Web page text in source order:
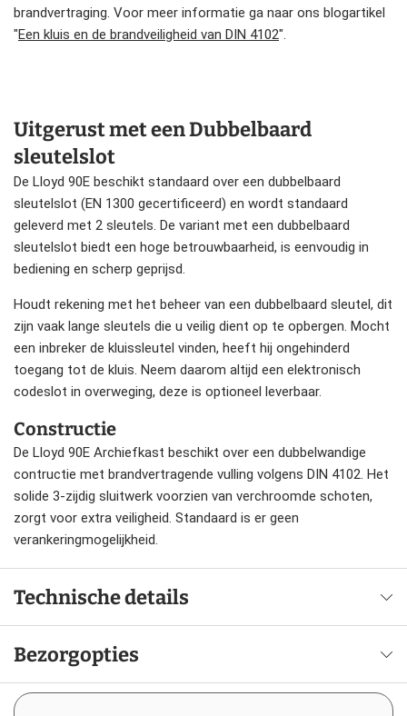
brandvertraging. Voor meer informatie ga naar ons blogartikel
"Een kluis en de brandveiligheid van DIN 4102".
Uitgerust met een Dubbelbaard
sleutelslot
De Lloyd 90E beschikt standaard over een dubbelbaard
sleutelslot (EN 1300 gecertificeerd) en wordt standaard
geleverd met 2 sleutels. De variant met een dubbelbaard
sleutelslot biedt een hoge betrouwbaarheid, is eenvoudig in
bediening en scherp geprijsd.
Houdt rekening met het beheer van een dubbelbaard sleutel, dit
zijn vaak lange sleutels die u veilig dient op te opbergen. Mocht
een inbreker de kluissleutel vinden, heeft hij ongehinderd
toegang tot de kluis. Neem daarom altijd een elektronisch
codeslot in overweging, deze is optioneel leverbaar.
Constructie
De Lloyd 90E Archiefkast beschikt over een dubbelwandige
contructie met brandvertragende vulling volgens DIN 4102. Het
solide 3-zijdig sluitwerk voorzien van verchroomde schoten,
zorgt voor extra veiligheid. Standaard is er geen
verankeringmogelijkheid.
Technische details
Bezorgopties